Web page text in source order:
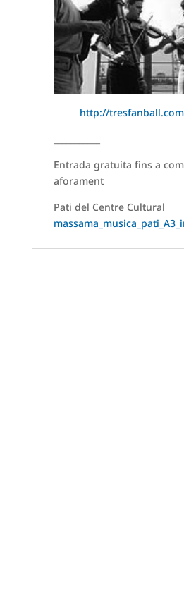
http://
Entrada gratuita fins a
aforament
Pati del Centre Cultural